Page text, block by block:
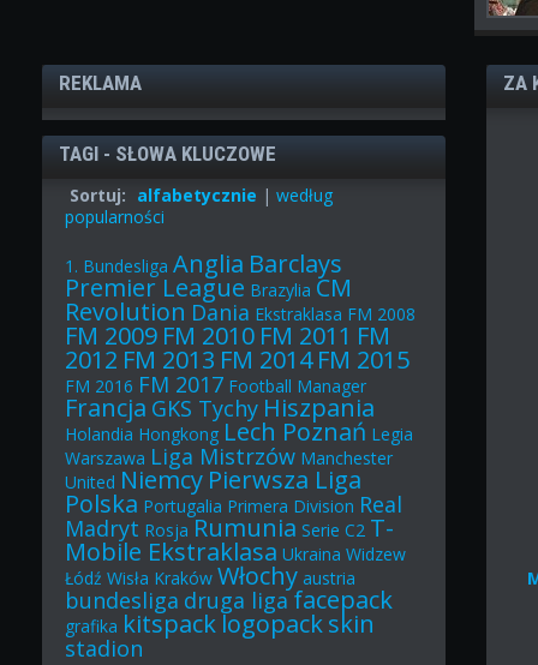
REKLAMA
TAGI - SŁOWA KLUCZOWE
Sortuj: alfabetycznie |według
popularności
1. Bundesliga Anglia Barclays
Premier League Brazylia CM
Revolution Dania Ekstraklasa FM 2008
FM 2009 FM 2010 FM 2011 FM
2012 FM 2013 FM 2014 FM 2015
FM 2016 FM 2017 Football Manager
Francja GKS Tychy Hiszpania
Holandia Hongkong Lech Poznań Legia
Warszawa Liga Mistrzów Manchester
United Niemcy Pierwsza Liga
Polska Portugalia Primera Division Real
Madryt Rosja Rumunia Serie C2 T-
Mobile Ekstraklasa Ukraina Widzew
Łódź Wisła Kraków Włochy austria
bundesliga druga ligafacepack
grafika kitspacklogopackskin
stadion
ZA